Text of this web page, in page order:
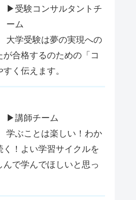
▶受験コンサルタントチ
ーム
大学受験は夢の実現への
合格するのための「コ
く伝えます。
▶講師チーム
学ぶことは楽しい！わか
！よい学習サイクルを
んで学んでほしいと思っ